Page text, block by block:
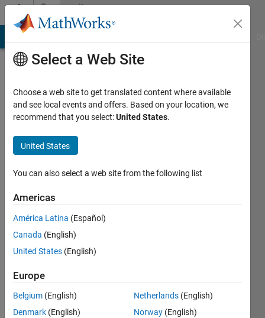
Skip to contentCommunity
Profile
香
Last
years
ago
Active
since
Following:
Select a Web Site
Choose a web site to get translated content where available
and see local events and offers. Based on your location, we
recommend that you select:United States.
United States
You can also select a web site from the following list
Americas
América Latina (Español)
Canada (English)
United States (English)
Europe
Belgium (English)
Denmark (English)
Netherlands (English)
Norway (English)